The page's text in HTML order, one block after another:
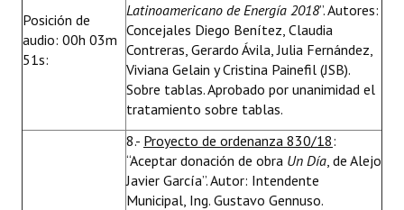
Posición de
audio: 00h 03m
51s:
Latinoamericano de Energía 2018”. Autores:
Concejales Diego Benítez, Claudia
Contreras, Gerardo Ávila, Julia Fernández,
Viviana Gelain y Cristina Painefil (JSB).
Sobre tablas. Aprobado por unanimidad el
tratamiento sobre tablas.
8.- Proyecto de ordenanza 830/18:
“Aceptar donación de obra Un Día, de Alejo
Javier García”. Autor: Intendente
Municipal, Ing. Gustavo Gennuso.